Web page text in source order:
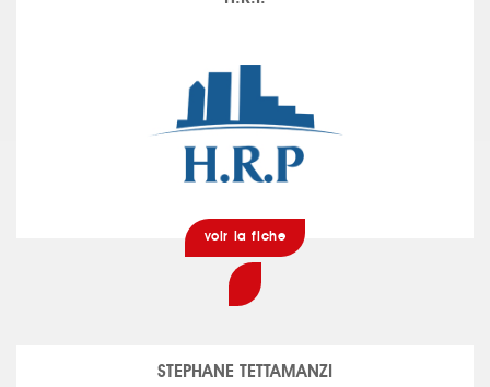
voir la fiche
STEPHANE TETTAMANZI